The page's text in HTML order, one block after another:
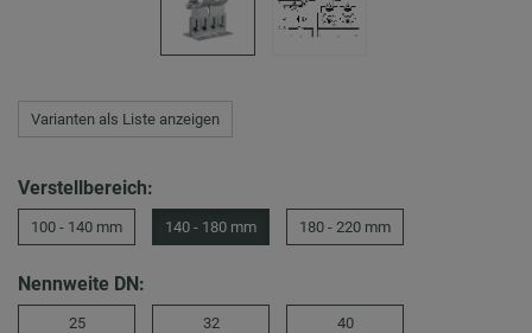
Varianten als Liste anzeigen
Verstellbereich:
100 - 140 mm 140 - 180 mm 180 - 220 mm
Nennweite DN:
25 32 40